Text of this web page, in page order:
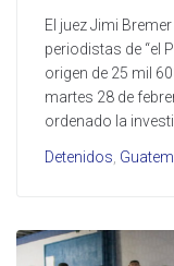
El juez Jimi
periodistas de “el
origen de 25 mil
martes 28 de
ordenado la
Detenidos